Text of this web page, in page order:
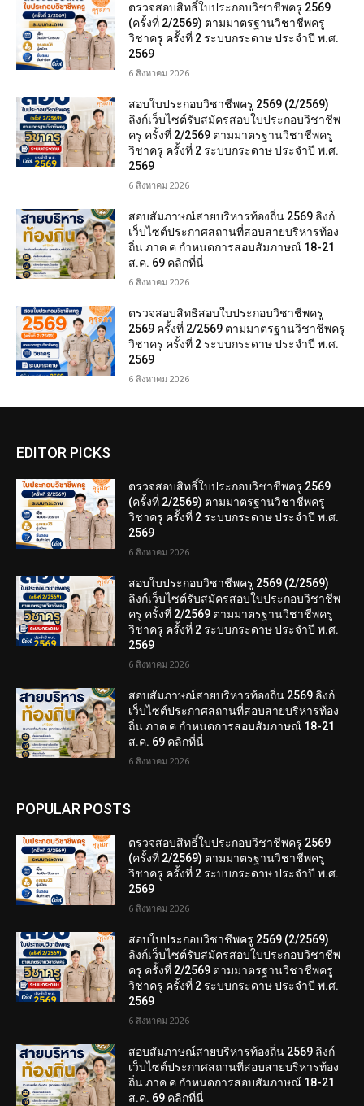
ตรวจสอบสิทธิ์ใบประกอบวิชาชีพครู 2569
(ครั้งที่ 2/2569) ตามมาตรฐานวิชาชีพครู
วิชาครู ครั้งที่ 2 ระบบกระดาษ ประจำปี พ.ศ.
2569
6 สิงหาคม 2026
สอบใบประกอบวิชาชีพครู 2569 (2/2569)
ลิงก์เว็บไซต์รับสมัครสอบใบประกอบวิชาชีพ
ครู ครั้งที่ 2/2569 ตามมาตรฐานวิชาชีพครู
วิชาครู ครั้งที่ 2 ระบบกระดาษ ประจำปี พ.ศ.
2569
6 สิงหาคม 2026
สอบสัมภาษณ์สายบริหารท้องถิ่น 2569 ลิงก์
เว็บไซต์ประกาศสถานที่สอบสายบริหารท้อง
ถิ่น ภาค ค กำหนดการสอบสัมภาษณ์ 18-21
ส.ค. 69 คลิกที่นี่
6 สิงหาคม 2026
ตรวจสอบสิทธิสอบใบประกอบวิชาชีพครู
2569 ครั้งที่ 2/2569 ตามมาตรฐานวิชาชีพครู
วิชาครู ครั้งที่ 2 ระบบกระดาษ ประจำปี พ.ศ.
2569
6 สิงหาคม 2026
EDITOR PICKS
ตรวจสอบสิทธิ์ใบประกอบวิชาชีพครู 2569
(ครั้งที่ 2/2569) ตามมาตรฐานวิชาชีพครู
วิชาครู ครั้งที่ 2 ระบบกระดาษ ประจำปี พ.ศ.
2569
6 สิงหาคม 2026
สอบใบประกอบวิชาชีพครู 2569 (2/2569)
ลิงก์เว็บไซต์รับสมัครสอบใบประกอบวิชาชีพ
ครู ครั้งที่ 2/2569 ตามมาตรฐานวิชาชีพครู
วิชาครู ครั้งที่ 2 ระบบกระดาษ ประจำปี พ.ศ.
2569
6 สิงหาคม 2026
สอบสัมภาษณ์สายบริหารท้องถิ่น 2569 ลิงก์
เว็บไซต์ประกาศสถานที่สอบสายบริหารท้อง
ถิ่น ภาค ค กำหนดการสอบสัมภาษณ์ 18-21
ส.ค. 69 คลิกที่นี่
6 สิงหาคม 2026
POPULAR POSTS
ตรวจสอบสิทธิ์ใบประกอบวิชาชีพครู 2569
(ครั้งที่ 2/2569) ตามมาตรฐานวิชาชีพครู
วิชาครู ครั้งที่ 2 ระบบกระดาษ ประจำปี พ.ศ.
2569
6 สิงหาคม 2026
สอบใบประกอบวิชาชีพครู 2569 (2/2569)
ลิงก์เว็บไซต์รับสมัครสอบใบประกอบวิชาชีพ
ครู ครั้งที่ 2/2569 ตามมาตรฐานวิชาชีพครู
วิชาครู ครั้งที่ 2 ระบบกระดาษ ประจำปี พ.ศ.
2569
6 สิงหาคม 2026
สอบสัมภาษณ์สายบริหารท้องถิ่น 2569 ลิงก์
เว็บไซต์ประกาศสถานที่สอบสายบริหารท้อง
ถิ่น ภาค ค กำหนดการสอบสัมภาษณ์ 18-21
ส.ค. 69 คลิกที่นี่